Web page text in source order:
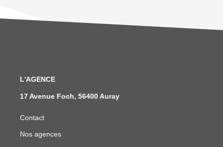
L'AGENCE
17 Avenue Foch, 56400 Auray
Contact
Nos agences